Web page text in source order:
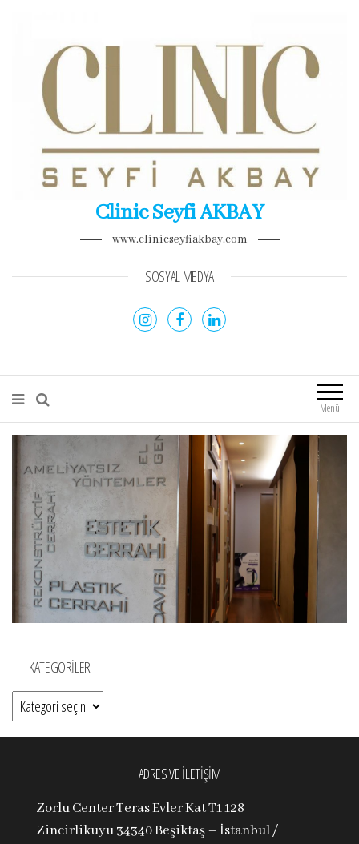
Clinic Seyfi AKBAY
www.clinicseyfiakbay.com
SOSYAL MEDYA
Menü
KATEGORILER
Kategoriler
ADRES VE İLETİŞİM
Zorlu Center Teras Evler Kat T1 128
Zincirlikuyu 34340 Beşiktaş – İstanbul /